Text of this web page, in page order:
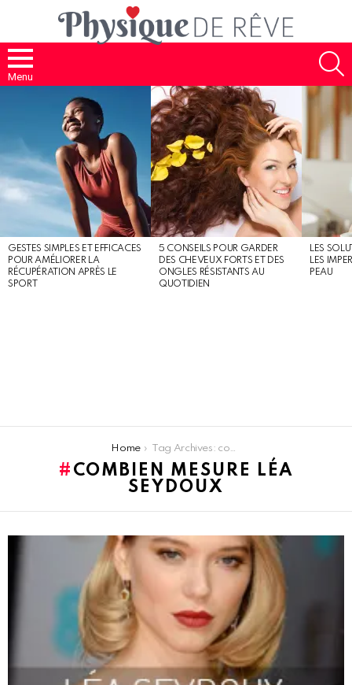
Menu
GESTES SIMPLES ET EFFICACES
POUR AMÉLIORER LA
RÉCUPÉRATION APRÈS LE
SPORT
5 CONSEILS POUR GARDER
DES CHEVEUX FORTS ET DES
ONGLES RÉSISTANTS AU
QUOTIDIEN
LES
LES
PEAU
Home Tag Archives: combien mesure Léa seydoux
COMBIEN MESURE LÉA
SEYDOUX